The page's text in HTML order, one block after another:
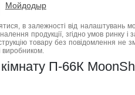
Мойдодыр
в залежності від налаштувань
продукції, згідно умов ринку
товару без повідомлення не
виробником.
П-66К